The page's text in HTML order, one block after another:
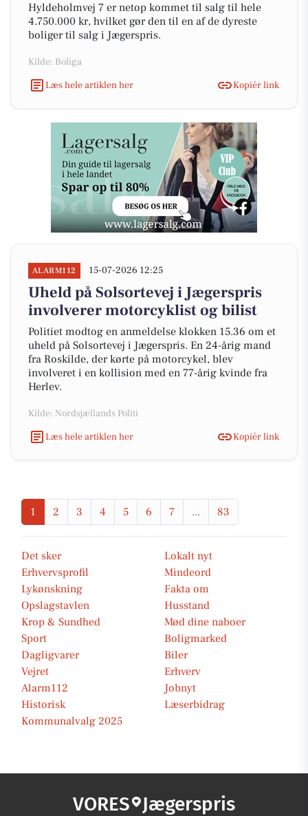
Hyldeholmvej 7 er netop kommet til salg til hele
4.750.000 kr, hvilket gør den til en af de dyreste
boliger til salg i Jægerspris.
Kilde: Boliga
Læs hele artiklen her
Kopiér link
ALARM112 15-07-2026 12:25
Uheld på Solsortevej i Jægerspris
involverer motorcyklist og bilist
Politiet modtog en anmeldelse klokken 15.36 om et
uheld på Solsortevej i Jægerspris. En 24-årig mand
fra Roskilde, der kørte på motorcykel, blev
involveret i en kollision med en 77-årig kvinde fra
Herlev.
Kilde: Nordsjællands Politi
Læs hele artiklen her
Kopiér link
1 2 3 4 5 6 7 ... 83
Det sker
Lokalt nyt
Erhvervsprofil
Mindeord
Lykønskning
Fakta om
Opslagstavlen
Husstand
Krop & Sundhed
Mød dine naboer
Sport
Boligmarked
Dagligvarer
Biler
Vejret
Erhverv
Alarm112
Jobnyt
Historisk
Læserbidrag
Kommunalvalg 2025
VORES Jægerspris